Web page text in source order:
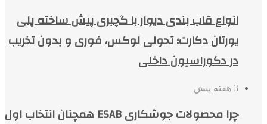
انواع قاب بندی دیوار با گچبری پیش ساخته پلی
یورتان دکارت؛ تحولی لوکس، فوری و بدون تخریب
در دکوراسیون داخلی
3 هفته پیش
چرا محصولات جوشکاری ESAB همچنان انتخاب اول